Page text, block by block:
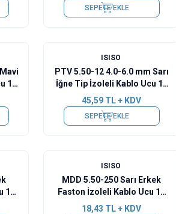
SEPETE EKLE
10
ISISO
PTV 5.50-12 4.0-6.0 mm Sarı
İğne Tip İzoleli Kablo Ucu 10
Adet
45,59 TL + KDV
SEPETE EKLE
10
ISISO
MDD 5.50-250 Sarı Erkek
Faston İzoleli Kablo Ucu 10
Adet
18,43 TL + KDV